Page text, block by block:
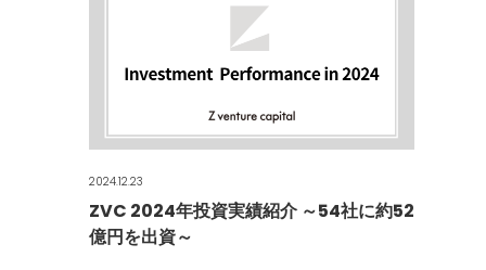
2024.12.23
ZVC 2024年投資実績紹介 ～54社に約52
億円を出資～